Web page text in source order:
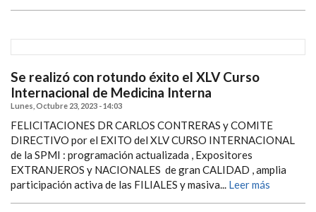
Se realizó con rotundo éxito el XLV Curso
Internacional de Medicina Interna
Lunes, Octubre 23, 2023 - 14:03
FELICITACIONES DR CARLOS CONTRERAS y COMITE
DIRECTIVO por el EXITO del XLV CURSO INTERNACIONAL
de la SPMI : programación actualizada , Expositores
EXTRANJEROS y NACIONALES de gran CALIDAD , amplia
participación activa de las FILIALES y masiva... Leer más